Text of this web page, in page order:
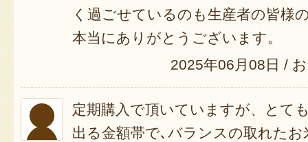
く過ごせているのも生産者の皆様
本当にありがとうございます。
2025年06月08日 /
定期購入で頂いていますが、とて
出る金額帯で､バランスの取れた